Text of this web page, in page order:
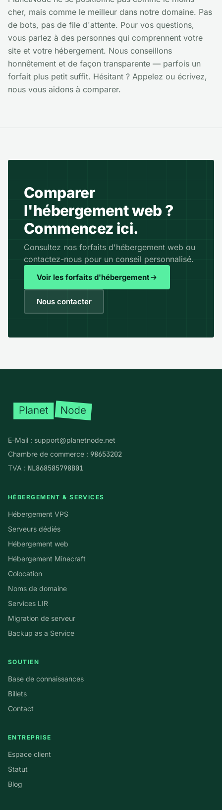
cher, mais comme le meilleur dans notre domaine. Pas
de bots, pas de file d'attente. Pour vos questions,
vous parlez à des personnes qui comprennent votre
site et votre hébergement. Nous conseillons
honnêtement et de façon transparente — parfois un
forfait plus petit suffit. Hésitant ? Appelez ou écrivez,
nous vous aidons à comparer.
Comparer
l'hébergement web ?
Commencez ici.
Consultez nos forfaits d'hébergement web ou
contactez-nous pour un conseil personnalisé.
Voir les forfaits d'hébergement
Nous contacter
E-Mail : support@planetnode.net
Chambre de commerce : 98653202
TVA : NL868585798B01
HÉBERGEMENT & SERVICES
Hébergement VPS
Serveurs dédiés
Hébergement web
Hébergement Minecraft
Colocation
Noms de domaine
Services LIR
Migration de serveur
Backup as a Service
SOUTIEN
Base de connaissances
Billets
Contact
ENTREPRISE
Espace client
Statut
Blog